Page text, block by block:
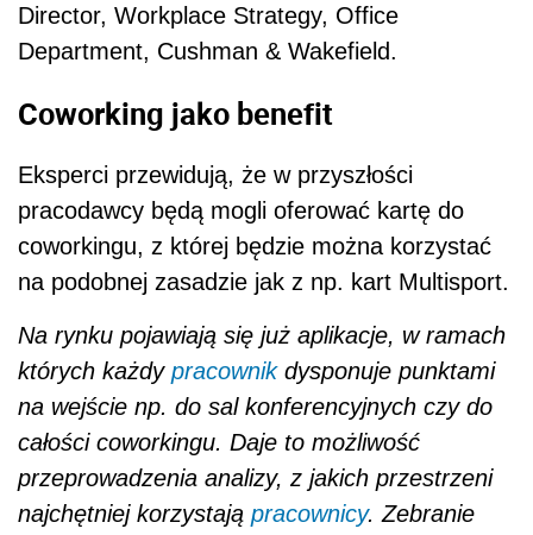
Director, Workplace Strategy, Office
Department, Cushman & Wakefield.
Coworking jako benefit
Eksperci przewidują, że w przyszłości
pracodawcy będą mogli oferować kartę do
coworkingu, z której będzie można korzystać
na podobnej zasadzie jak z np. kart Multisport.
Na rynku pojawiają się już aplikacje, w ramach
których każdy pracownikdysponuje punktami
na wejście np. do sal konferencyjnych czy do
całości coworkingu. Daje to możliwość
przeprowadzenia analizy, z jakich przestrzeni
najchętniej korzystają pracownicy. Zebranie